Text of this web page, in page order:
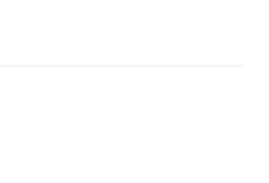
บนคอมพิวเตอร์และอุปกรณ์พก